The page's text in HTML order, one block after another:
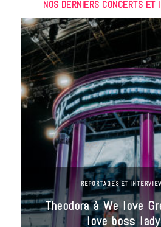
NOS DERNIERS CONCERTS ET
REPORTAGES ET
Theodora à We love
love boss lady